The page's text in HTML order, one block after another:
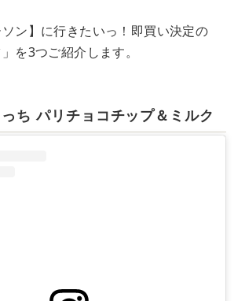
ン】に行きたいっ！即買い決定の
を3つご紹介します。
っち パリチョコチップ＆ミルク